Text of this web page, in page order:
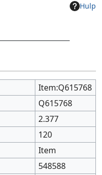
Hulp
Item:Q615768
Q615768
2.377
120
Item
548588